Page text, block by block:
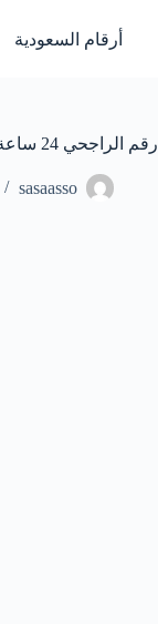
المحتوى
أرقام السعودية
رقم الراجحي 24 ساعة خدمة العملاء المجانى واتس السعودية
sasaasso